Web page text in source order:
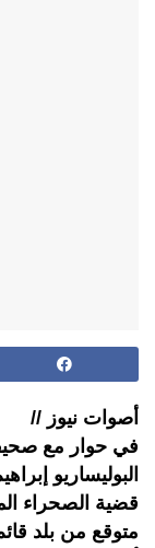
أصوات نيوز //
في حوار مع
البوليساريو
قضية الصحراء
متوقع من بلد